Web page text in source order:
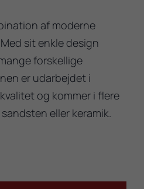
af moderne
sit enkle design
forskellige
er udarbejdet i
og kommer i flere
eller keramik.